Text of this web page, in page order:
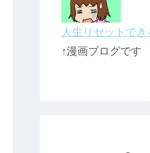
人生リセットでき
↑漫画ブログです